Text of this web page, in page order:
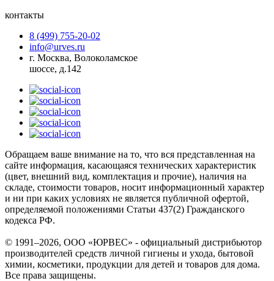
контакты
8 (499) 755-20-02
info@urves.ru
г. Москва, Волоколамское
шоссе, д.142
Обращаем ваше внимание на то, что вся представленная на
сайте информация, касающаяся технических характеристик
(цвет, внешний вид, комплектация и прочие), наличия на
складе, стоимости товаров, носит информационный характер
и ни при каких условиях не является публичной офертой,
определяемой положениями Статьи 437(2) Гражданского
кодекса РФ.
© 1991–2026, ООО «ЮРВЕС» - официальный дистрибьютор
производителей средств личной гигиены и ухода, бытовой
химии, косметики, продукции для детей и товаров для дома.
Все права защищены.